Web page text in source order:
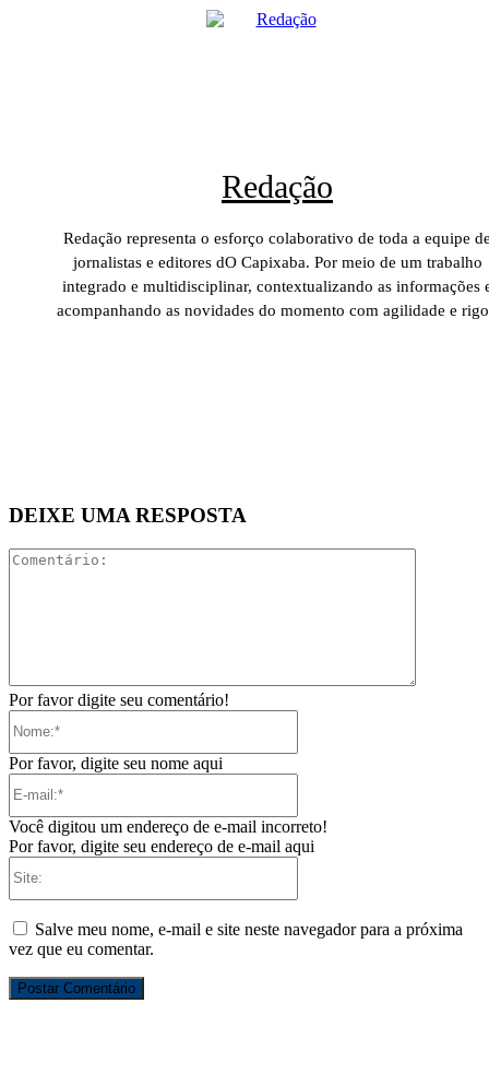
Redação
Redação representa o esforço colaborativo de toda a equipe
jornalistas e editores dO Capixaba. Por meio de um trabalho
integrado e multidisciplinar, contextualizando as informações
acompanhando as novidades do momento com agilidade e
DEIXE UMA RESPOSTA
Por favor digite seu comentário!
Por favor, digite seu nome aqui
Você digitou um endereço de e-mail incorreto!
Por favor, digite seu endereço de e-mail aqui
Salve meu nome, e-mail e site neste navegador para a próxima
vez que eu comentar.